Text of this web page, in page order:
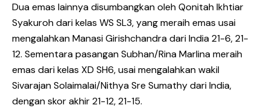
Dua emas lainnya disumbangkan oleh Qonitah Ikhtiar
Syakuroh dari kelas WS SL3, yang meraih emas usai
mengalahkan Manasi Girishchandra dari India 21-6, 21-
12. Sementara pasangan Subhan/Rina Marlina meraih
emas dari kelas XD SH6, usai mengalahkan wakil
Sivarajan Solaimalai/Nithya Sre Sumathy dari India,
dengan skor akhir 21-12, 21-15.